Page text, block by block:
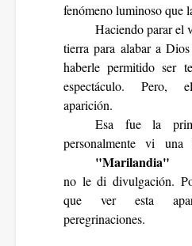
fenómeno luminoso que
Haciendo parar el
tierra para alabar a
haberle permitido ser
espectáculo.
aparición.
Esa fue la
personalmente vi una
"Marilandia"
no le di divulgación.
que ver esta
peregrinaciones.